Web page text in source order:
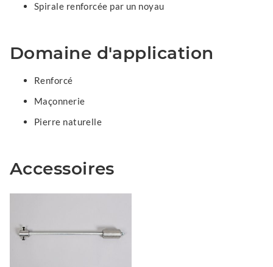
Spirale renforcée par un noyau
Domaine d'application
Renforcé
Maçonnerie
Pierre naturelle
Accessoires